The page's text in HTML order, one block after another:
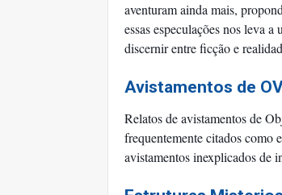
aventuram ainda mais,
essas especulações nos leva
discernir entre ficção e
Avistamentos de
Relatos de avistamentos de
frequentemente citados como
avistamentos inexplicados de